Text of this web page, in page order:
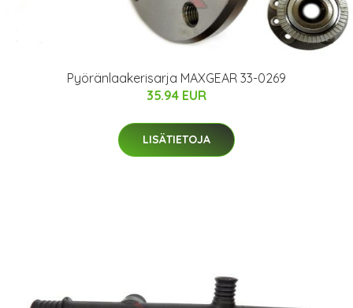
Pyöränlaakerisarja MAXGEAR 33-0269
35.94 EUR
LISÄTIETOJA